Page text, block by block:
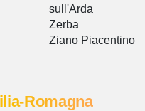
sull'Arda
Zerba
Ziano Piacentino
Romagna